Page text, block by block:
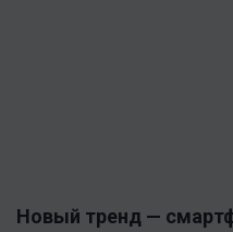
Новый тренд —